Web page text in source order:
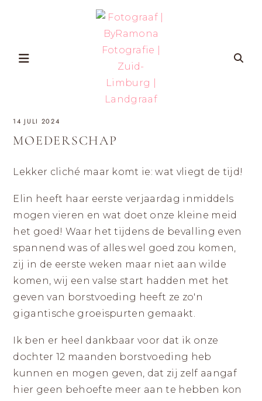
|
FOTOGRAFIE
|
ZUID-
LIMBURG
|
LANDGRAAF
IN
ZUID-
VROUWEN
DIE
WILLEN
HERKENNEN
OP
FOTO’S
MET
AANDACHT
VOOR
ZELFVERTROUWEN
EN
ZICHTBAAR
ZIJN
14 JULI 2024
MOEDERSCHAP
Lekker cliché maar komt ie: wat vliegt de tijd!
Elin heeft haar eerste verjaardag inmiddels
mogen vieren en wat doet onze kleine meid
het goed! Waar het tijdens de bevalling even
spannend was of alles wel goed zou komen,
zij in de eerste weken maar niet aan wilde
komen, wij een valse start hadden met het
geven van borstvoeding heeft ze zo'n
gigantische groeispurten gemaakt.
Ik ben er heel dankbaar voor dat ik onze
dochter 12 maanden borstvoeding heb
kunnen en mogen geven, dat zij zelf aangaf
hier geen behoefte meer aan te hebben kon